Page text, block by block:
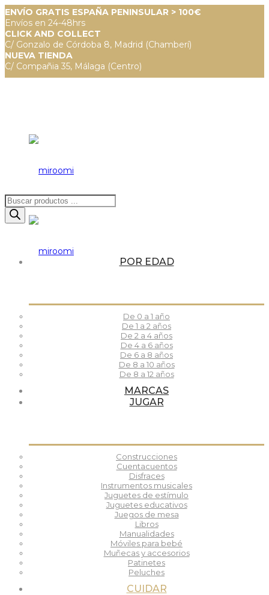
ENVÍO GRATIS ESPAÑA PENINSULAR > 100€
Envíos en 24-48hrs
CLICK AND COLLECT
C/ Gonzalo de Córdoba 8, Madrid (Chamberí)
NUEVA TIENDA
C/ Compañia 35, Málaga (Centro)
Búsqueda
de
productos
POR EDAD
De 0 a 1 año
De 1 a 2 años
De 2 a 4 años
De 4 a 6 años
De 6 a 8 años
De 8 a 10 años
De 8 a 12 años
MARCAS
JUGAR
Construcciones
Cuentacuentos
Disfraces
Instrumentos musicales
Juguetes de estímulo
Juguetes educativos
Juegos de mesa
Libros
Manualidades
Móviles para bebé
Muñecas y accesorios
Patinetes
Peluches
CUIDAR